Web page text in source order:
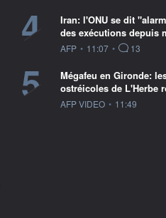
4
Iran: l'ONU se dit
des exécutions depuis
information fournie par
AFP • 11:07 • 13
5
Mégafeu en Gironde:
ostréicoles de L'Herbe
information fournie par
AFP VIDEO • 11:49